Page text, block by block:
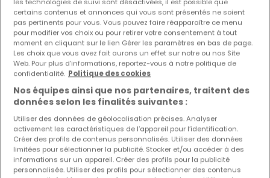
Les nouvelles annonces et baisses de prix en
avant première !
Activez une alerte sur cette recherche pour recevoir les
nouveaux biens ainsi que les changements de prix dans
votre boite email !
Créez une alerte
Maisons à Waldesch (DE) par nombre de
les technologies de suivi sont désactivées, il est possible que
certains contenus et annonces qui vous sont présentés ne soient
pas pertinents pour vous. Vous pouvez faire réapparaître ce menu
pour modifier vos choix ou pour retirer votre consentement à tout
moment en cliquant sur le lien Gérer les paramètres en bas de page.
Les choix que vous avez fait aurons un effet sur notre ou nos Site
Web. Pour plus d’informations, reportez-vous à notre politique de
confidentialité. Politique des cookies
Nos équipes ainsi que nos partenaires, traitent des
données selon les finalités suivantes :
Utiliser des données de géolocalisation précises. Analyser
activement les caractéristiques de l’appareil pour l’identification.
Créer des profils de contenus personnalisés. Utiliser des données
limitées pour sélectionner la publicité. Stocker et/ou accéder à des
informations sur un appareil. Créer des profils pour la publicité
personnalisée. Utiliser des profils pour sélectionner des contenus